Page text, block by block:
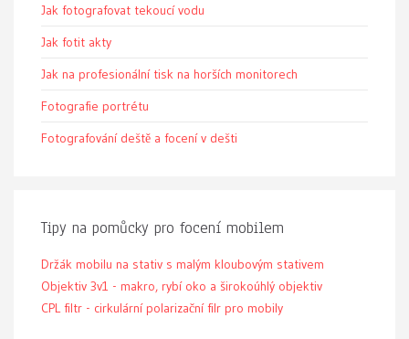
Jak fotografovat tekoucí vodu
Jak fotit akty
Jak na profesionální tisk na horších monitorech
Fotografie portrétu
Fotografování deště a focení v dešti
Tipy na pomůcky pro focení mobilem
Držák mobilu na stativ s malým kloubovým stativem
Objektiv 3v1 - makro, rybí oko a širokoúhlý objektiv
CPL filtr - cirkulární polarizační filr pro mobily